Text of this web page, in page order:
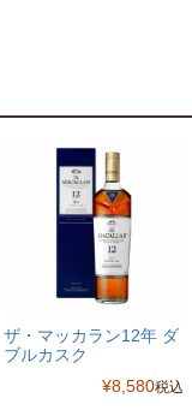
ザ・マッカラン12年 ダ
ブルカスク
¥8,580税込